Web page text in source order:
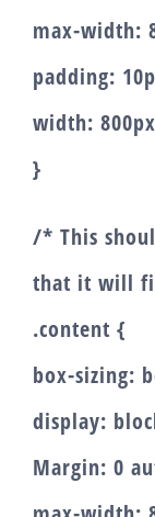
max-width:
padding:
width:
}
/* This
that it will
.content {
box-sizing:
display:
Margin: 0